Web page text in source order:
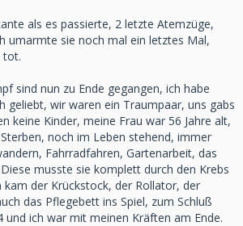
als es passierte, 2 letzte Atemzüge,
umarmte sie noch mal ein letztes Mal,
tot.
sind nun zu Ende gegangen, ich habe
geliebt, wir waren ein Traumpaar, uns gabs
keine Kinder, meine Frau war 56 Jahre alt,
noch im Leben stehend, immer
Fahrradfahren, Gartenarbeit, das
musste sie komplett durch den Krebs
der Krückstock, der Rollator, der
das Pflegebett ins Spiel, zum Schluß
und ich war mit meinen Kräften am Ende.